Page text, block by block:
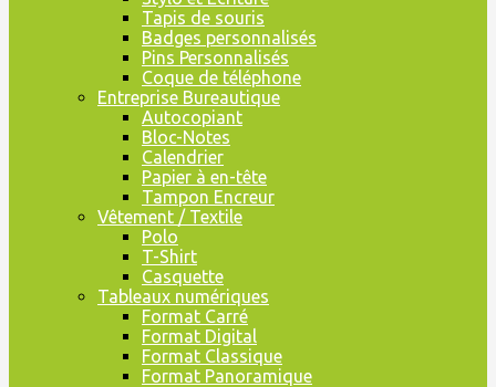
Tapis de souris
Badges personnalisés
Pins Personnalisés
Coque de téléphone
Entreprise Bureautique
Autocopiant
Bloc-Notes
Calendrier
Papier à en-tête
Tampon Encreur
Vêtement / Textile
Polo
T-Shirt
Casquette
Tableaux numériques
Format Carré
Format Digital
Format Classique
Format Panoramique